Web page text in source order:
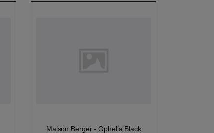
Maison Berger - Ophelia Black